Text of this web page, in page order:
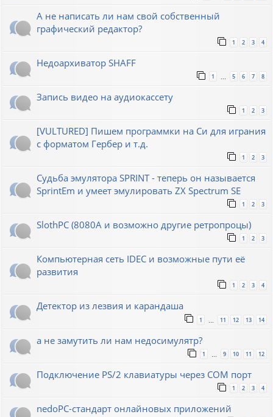
А не написать ли нам свой собственный
графический редактор?
1 2 3 4
Недоархиватор SHAFF
1 5 6 7 8
Запись видео на аудиокассету
1 2 3
[VULTURED] Пишем программки на Си для играния
с форматом Гербер и т.д.
1 2 3
Судьба эмулятора SPRINT - теперь он называется
SprintEm и умеет эмулировать ZX Spectrum SE
1 2 3
SlothPC (8080A и возможно другие ретропроцы)
1 2 3
Компьютерная сеть IDEC и возможные пути её
развития
1 2 3 4
Детектор из лезвия и карандаша
1 11 12 13 14
а не замутить ли нам недосимулятр?
1 9 10 11 12
Подключение PS/2 клавиатуры через COM порт
1 2 3 4
nedoPC-стандарт онлайновых приложений